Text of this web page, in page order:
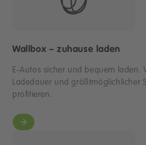
Wallbox – zuhause laden
E-Autos sicher und bequem laden.
Ladedauer und größtmöglichlicher
profitieren.